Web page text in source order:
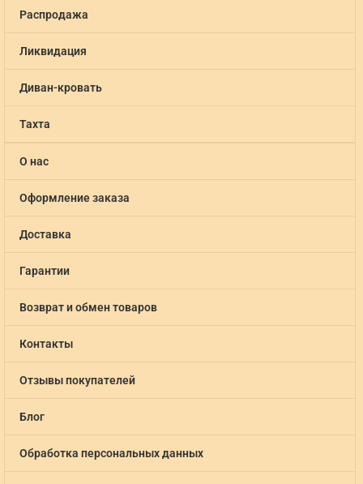
Распродажа
Ликвидация
Диван-кровать
Тахта
О нас
Оформление заказа
Доставка
Гарантии
Возврат и обмен товаров
Контакты
Отзывы покупателей
Блог
Обработка персональных данных